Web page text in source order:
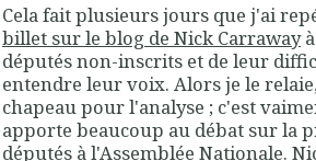
Cela fait plusieurs jours que j'ai
billet sur le blog de Nick Carraway
députés non-inscrits et de leur
entendre leur voix. Alors je le
chapeau pour l'analyse ; c'est
apporte beaucoup au débat sur la
députés à l'Assemblée Nationale.